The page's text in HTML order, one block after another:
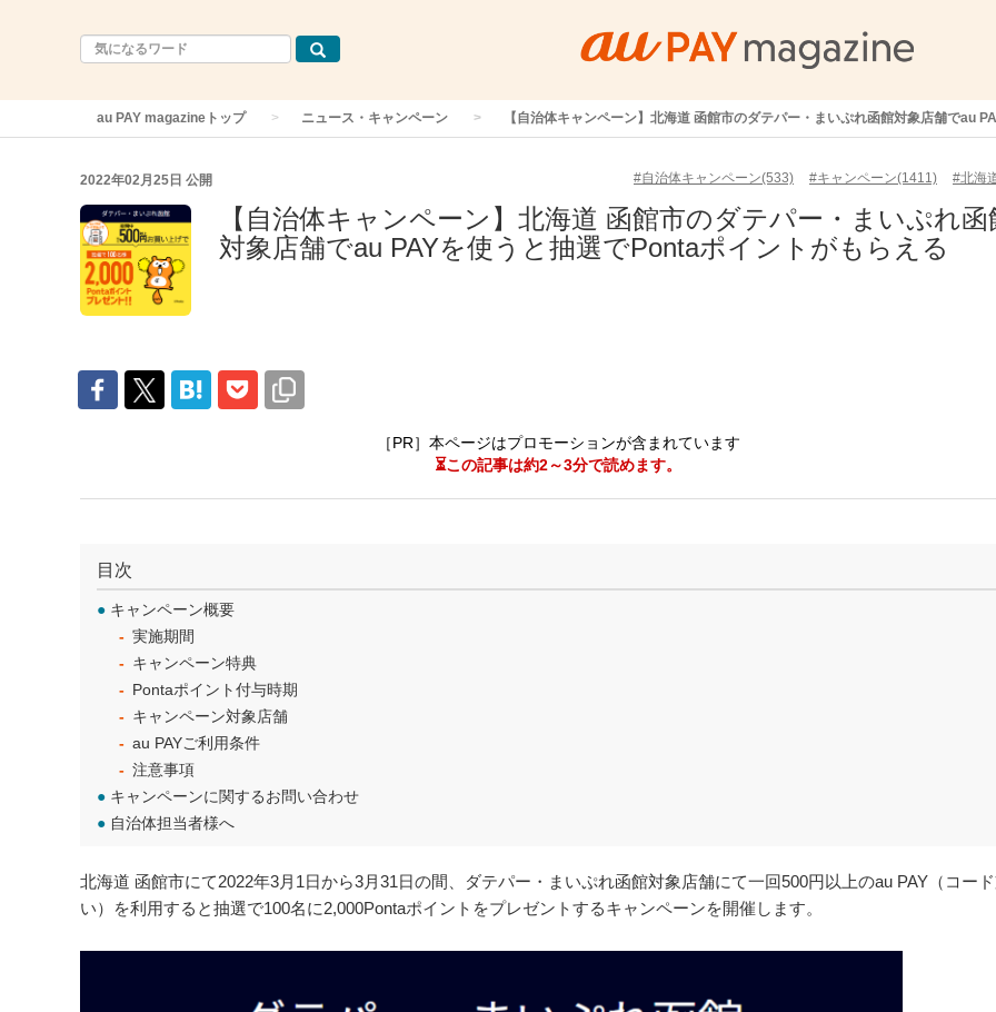
au PAY magazineトップ ニュース・キャンペーン 【自治体キャンペーン】北海道 函館市のダテパー・まいぷれ函館対象店舗でau
2022年02月25日 公開 #自治体キャンペーン(533) #キャンペーン(1411) #北海
【自治体キャンペーン】北海道 函館市のダテパー・まいぷれ函
対象店舗でau PAYを使うと抽選でPontaポイントがもらえる
［PR］本ページはプロモーションが含まれています
⏳この記事は約2～3分で読めます。
目次
● キャンペーン概要
実施期間
キャンペーン特典
Pontaポイント付与時期
キャンペーン対象店舗
au PAYご利用条件
注意事項
● キャンペーンに関するお問い合わせ
● 自治体担当者様へ
北海道 函館市にて2022年3月1日から3月31日の間、ダテパー・まいぷれ函館対象店舗にて一回500円以上のau PAY（コー
い）を利用すると抽選で100名に2,000Pontaポイントをプレゼントするキャンペーンを開催します。